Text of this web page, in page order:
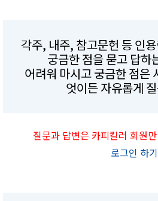
각주, 내주, 참고문헌 등 인
궁금한 점을 묻고 답하
어려워 마시고 궁금한 점은
엇이든 자유롭게
질문과 답변은 카피킬러 회원
로그인 하기